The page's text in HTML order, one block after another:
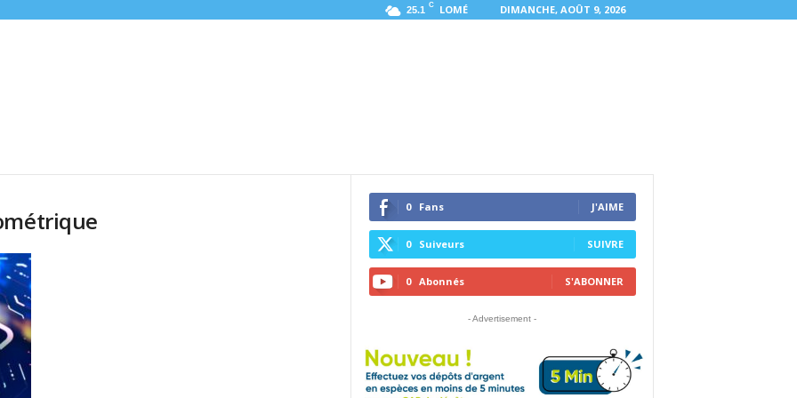
25.1 C LOMÉ DIMANCHE, AOÛT 9, 2026
0 Fans J'AIME
0 Suiveurs SUIVRE
0 Abonnés S'ABONNER
- Advertisement -